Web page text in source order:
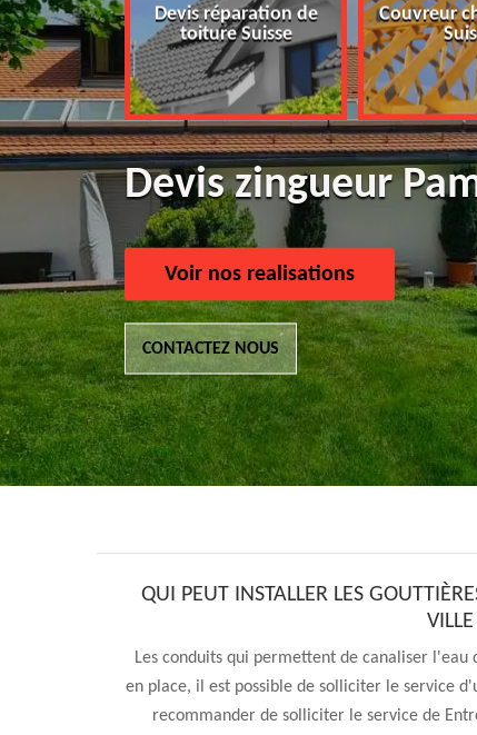
Devis réparation de
toiture Suisse
Couvreur
Devis zingueur
Voir nos realisations
CONTACTEZ NOUS
QUI PEUT INSTALLER LES
Les conduits qui permettent de canaliser
en place, il est possible de solliciter le service
recommander de solliciter le service de